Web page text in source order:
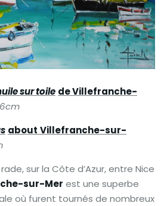
sur toile de Villefranche-
about Villefranche-sur-
sur la Côte d’Azur, entre Nice
sur-Mer est une superbe
où furent tournés de nombreux